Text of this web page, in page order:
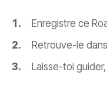
Enregistre ce
Retrouve-le
Laisse-toi guider,